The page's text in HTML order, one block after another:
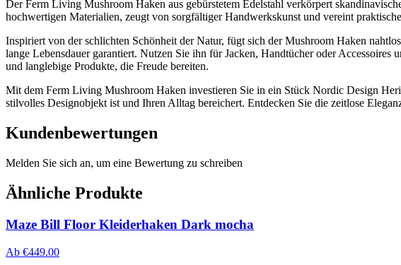
Der Ferm Living Mushroom Haken aus gebürstetem Edelstahl verkörpert
hochwertigen Materialien, zeugt von sorgfältiger Handwerkskunst und vereint
Inspiriert von der schlichten Schönheit der Natur, fügt sich der Mushroom Haken
lange Lebensdauer garantiert. Nutzen Sie ihn für Jacken, Handtücher oder
und langlebige Produkte, die Freude bereiten.
Mit dem Ferm Living Mushroom Haken investieren Sie in ein Stück Nordic Design
stilvolles Designobjekt ist und Ihren Alltag bereichert. Entdecken Sie die zeitlose
Kundenbewertungen
Melden Sie sich an, um eine Bewertung zu schreiben
Ähnliche Produkte
Maze Bill Floor Kleiderhaken Dark mocha
Ab €449.00